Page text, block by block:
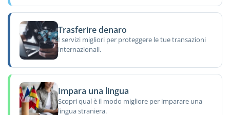
Trasferire denaro
I servizi migliori per proteggere le tue transazioni
internazionali.
Impara una lingua
Scopri qual è il modo migliore per imparare una
lingua straniera.